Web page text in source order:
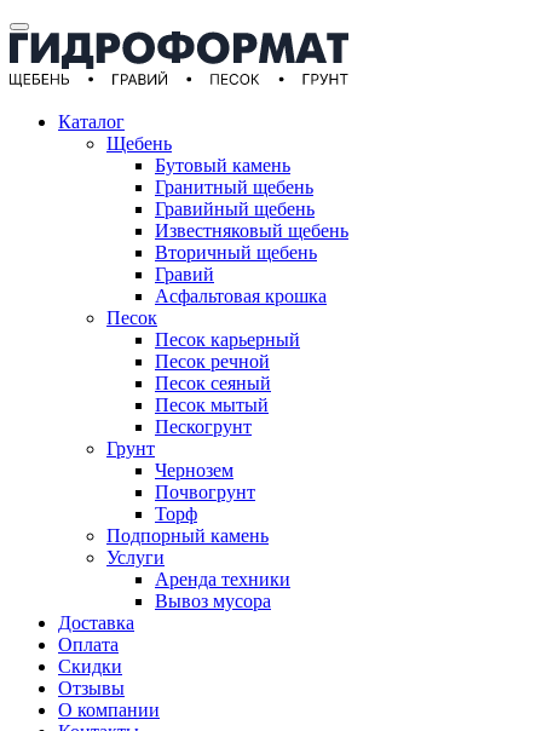
Каталог
Щебень
Бутовый камень
Гранитный щебень
Гравийный щебень
Известняковый щебень
Вторичный щебень
Гравий
Асфальтовая крошка
Песок
Песок карьерный
Песок речной
Песок сеяный
Песок мытый
Пескогрунт
Грунт
Чернозем
Почвогрунт
Торф
Подпорный камень
Услуги
Аренда техники
Вывоз мусора
Доставка
Оплата
Скидки
Отзывы
О компании